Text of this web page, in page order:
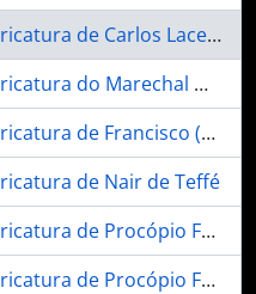
de Carlos Lacerda
Manuel Deodoro da Fonseca
Pignatary e a Princesa Ira de Furstemberg
de Nair de Teffé
de Procópio Ferreira
de Procópio Ferreira